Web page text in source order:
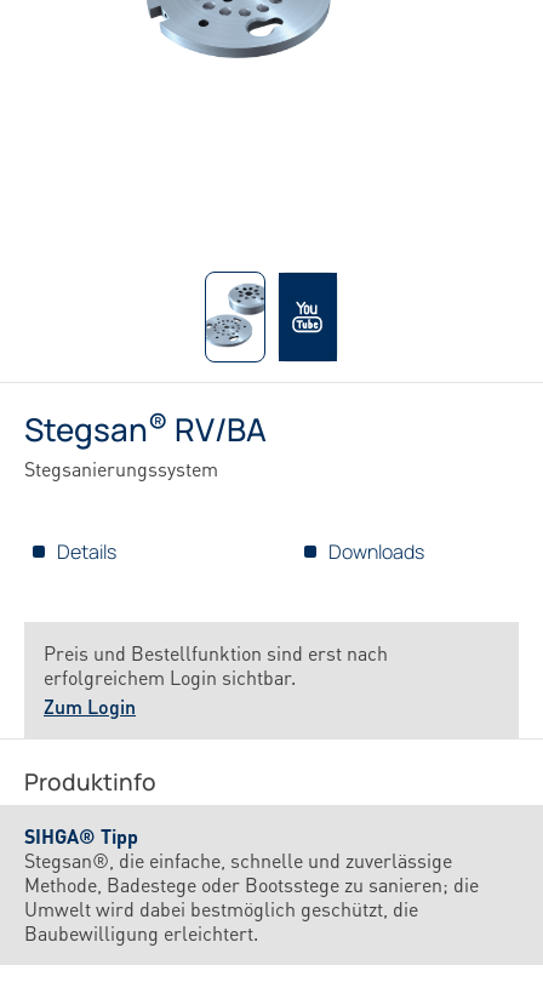
Stegsan® RV/BA
Stegsanierungssystem
Details Downloads
Preis und Bestellfunktion sind erst nach
erfolgreichem Login sichtbar.
Zum Login
Produktinfo
SIHGA® Tipp
Stegsan®, die einfache, schnelle und zuverlässige
Methode, Badestege oder Bootsstege zu sanieren; die
Umwelt wird dabei bestmöglich geschützt, die
Baubewilligung erleichtert.